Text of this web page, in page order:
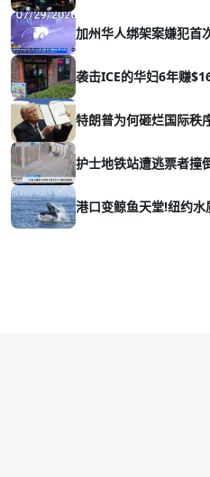
加州华人绑架案嫌犯首
袭击ICE的华妇6年赚
特朗普为何砸烂国际秩
护士地铁站遭逃票者撞
港口变鲸鱼天堂!纽约